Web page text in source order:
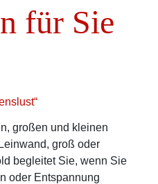
für Sie
großen und kleinen
groß oder
begleitet Sie, wenn Sie
oder Entspannung